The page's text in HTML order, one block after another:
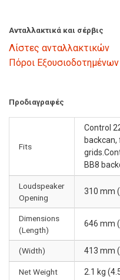
Ανταλλακτικά και σέρβις
Λίστες ανταλλακτικών
Πόροι
Προδιαγραφές
Fits
Control
backcan,
BB8
Loudspeaker
Opening
310 mm
Dimensions
(Length)
646 mm
(Width) 413 mm
Net Weight 2.1 kg